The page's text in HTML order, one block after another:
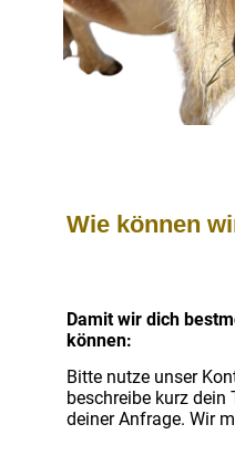
Wie können
Damit wir dich
können:
Bitte nutze unser
beschreibe kurz dein
deiner Anfrage. Wir